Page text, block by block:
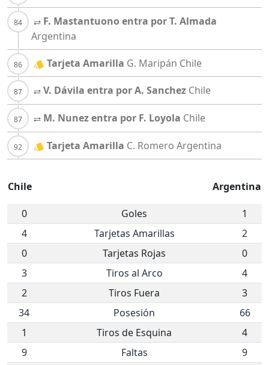
F. Mastantuono entra por T. Almada
Argentina
Tarjeta Amarilla G. Maripán Chile
V. Dávila entra por A. Sanchez Chile
M. Nunez entra por F. Loyola Chile
Tarjeta Amarilla C. Romero Argentina
Chile Argentina
0 Goles
1
4
Tarjetas Amarillas
2
0
Tarjetas Rojas
0
3
Tiros al Arco
4
2
Tiros Fuera
3
34
Posesión
66
1
Tiros de Esquina
4
9
Faltas
9